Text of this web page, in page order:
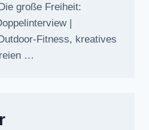
große Freiheit:
|
Fitness, kreatives
…